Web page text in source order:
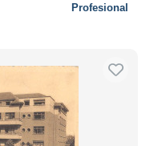
Profesional